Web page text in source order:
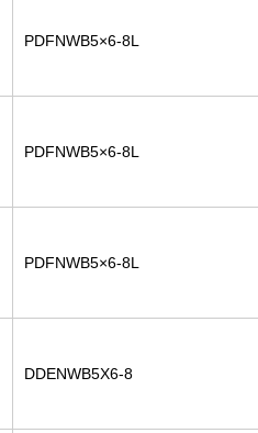
PDFNWB5×6-8L
PDFNWB5×6-8L
PDFNWB5×6-8L
DDENWB5X6-8